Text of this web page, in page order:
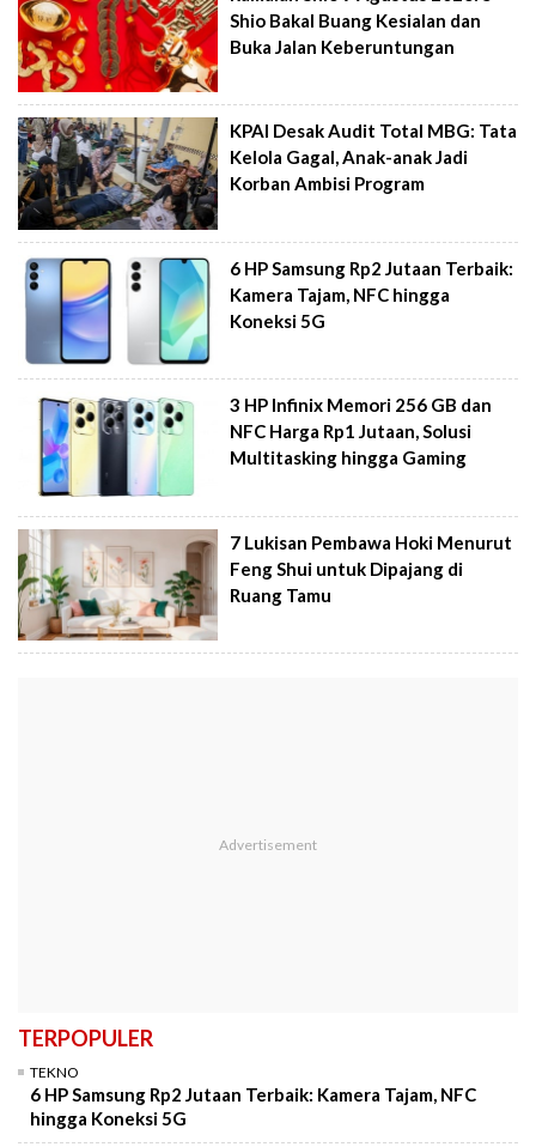
Shio Bakal Buang Kesialan dan
Buka Jalan Keberuntungan
KPAI Desak Audit Total MBG: Tata
Kelola Gagal, Anak-anak Jadi
Korban Ambisi Program
6 HP Samsung Rp2 Jutaan Terbaik:
Kamera Tajam, NFC hingga
Koneksi 5G
3 HP Infinix Memori 256 GB dan
NFC Harga Rp1 Jutaan, Solusi
Multitasking hingga Gaming
7 Lukisan Pembawa Hoki Menurut
Feng Shui untuk Dipajang di
Ruang Tamu
TERPOPULER
TEKNO
6 HP Samsung Rp2 Jutaan Terbaik: Kamera Tajam, NFC
hingga Koneksi 5G